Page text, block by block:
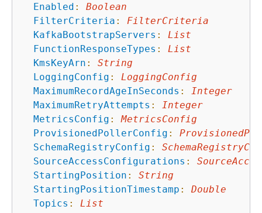
Enabled :
Boolean
FilterCriteria :
FilterCriteria
KafkaBootstrapServers :
List
FunctionResponseTypes :
List
KmsKeyArn :
String
LoggingConfig :
LoggingConfig
MaximumRecordAgeInSeconds :
Integer
MaximumRetryAttempts :
Integer
MetricsConfig :
MetricsConfig
ProvisionedPollerConfig :
SchemaRegistryConfig :
SourceAccessConfigurations :
StartingPosition :
String
StartingPositionTimestamp :
Double
Topics : List